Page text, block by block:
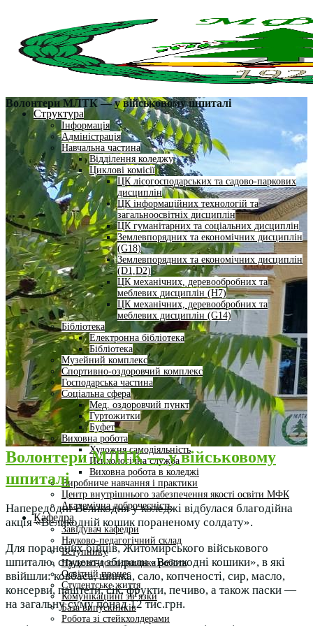
Структура
Інформація
Адміністрація
Навчальна частина
Відділення коледжу
Циклові комісії
ЦК лісогосподарських та садово-паркових
дисциплін
ЦК інформаційних технологій та
загальноосвітніх дисциплін
ЦК гуманітарних та соціальних дисциплін
Землевпорядних та економічних дисциплін
(G18)
Землевпорядних та економічних дисциплін
(D1,D2)
ЦК механічних, деревообробних та
меблевих дисциплін (H7)
ЦК механічних, деревообробних та
меблевих дисциплін (G14)
Бібліотека
Електронна бібліотека
Бібліотека
Музейний комплекс
Спортивно-оздоровчий комплекс
Господарська частина
Соціальна сфера
Мед. оздоровчий пункт
Гуртожитки
Буфет
Виховна робота
Художня самодіяльність
Психологічна служба
Виховна робота в коледжі
Виробниче навчання і практики
Центр внутрішнього забезпечення якості освіти МФК
Академічна доброчесність
Кафедра
Завідувач кафедри
Науково-педагогічний склад
Вступнику
Науково-дослідницька робота
Освітній процес
Студентське життя
Комунікаційні зв’язки
База випускників
Робота зі стейкхолдерами
Волонтери МЛТК — у військовому шпиталі
Волонтери МЛТК — у військовому
шпиталі
Напередодні Великодня у коледжі відбулася благодійна
акція «Великодній кошик пораненому солдату».
Для поранених бійців, Житомирського військового
шпиталю, студенти збирали «Великодні кошики», в які
ввійшли: ковбаса, шинка, сало, копченості, сир, масло,
консерви, паштети, сік, фрукти, печиво, а також паски —
на загальну суму понад 12 тис.грн.